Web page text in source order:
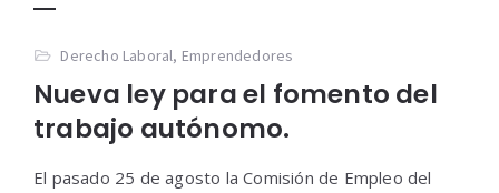
Derecho Laboral, Emprendedores
Nueva ley para el fomento del
trabajo autónomo.
El pasado 25 de agosto la Comisión de Empleo del